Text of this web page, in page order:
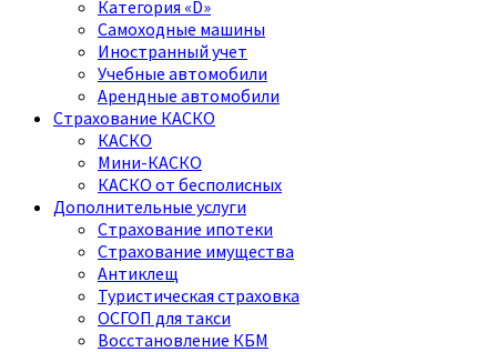
Категория «D»
Самоходные машины
Иностранный учет
Учебные автомобили
Арендные автомобили
Страхование КАСКО
КАСКО
Мини-КАСКО
КАСКО от бесполисных
Дополнительные услуги
Страхование ипотеки
Страхование имущества
Антиклещ
Туристическая страховка
ОСГОП для такси
Восстановление КБМ